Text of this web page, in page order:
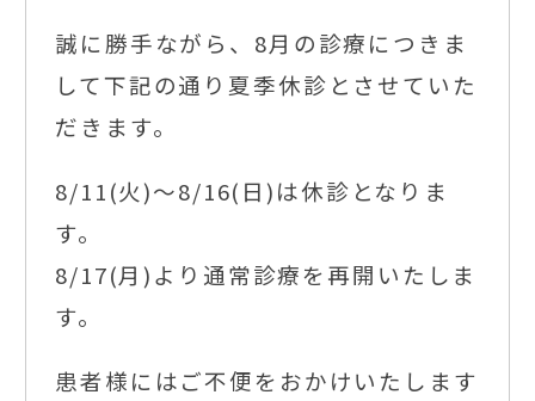
誠に勝手ながら、8月の診療につきま
して下記の通り夏季休診とさせていた
だきます。
8/11(火)～8/16(日)は休診となりま
す。
8/17(月)より通常診療を再開いたしま
す。
患者様にはご不便をおかけいたします